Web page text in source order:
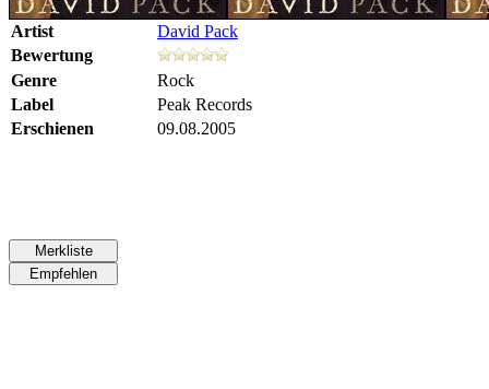
Artist
David Pack
Bewertung
Genre
Rock
Label
Peak Records
Erschienen
09.08.2005